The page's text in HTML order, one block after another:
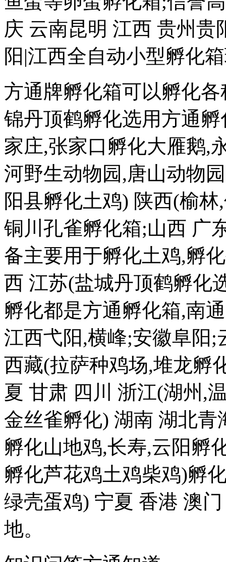
庆 云南昆明 江西 贵州贵
阳|江西全自动小型孵化
方通牌孵化箱可以孵化
锦丹顶鹤孵化选用方通
家庄,张家口孵化大雁鹅,
河野生动物园,唐山动物
阳县孵化土鸡) 陕西(榆
铜川孔雀孵化箱;山西 广
备主要用于孵化土鸡,孵
西 江苏(盐城丹顶鹤孵化
孵化都是方通孵化箱,南
江西弋阳,横峰;安徽阜阳;
西藏(拉萨种鸡场,堆龙孵
夏 甘肃 四川 浙江(湖州,
金丝雀孵化) 湖南 湖北
孵化山地鸡,长寿,云阳孵
孵化芦花鸡土鸡柴鸡)孵
绿壳蛋鸡) 宁夏 香港 澳
地。